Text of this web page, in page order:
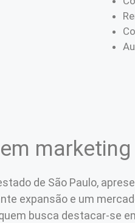
de São Paulo,
expansão e um
busca destacar-se